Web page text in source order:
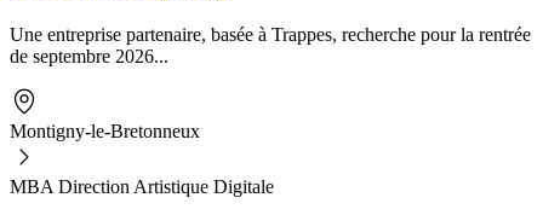
Une entreprise partenaire, basée à Trappes, recherche pour la rentrée
de septembre 2026...
Montigny-le-Bretonneux
MBA Direction Artistique Digitale